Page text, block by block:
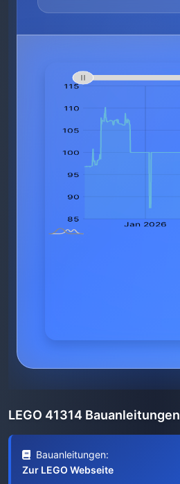
LEGO 41314 Bauanleitungen
Bauanleitungen:
Zur LEGO Webseite